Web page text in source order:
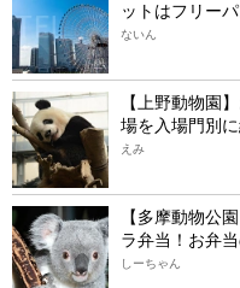
ットはフリー
ないん
【上野動物園
場を入場門別
えみ
【多摩動物公
ラ弁当！お弁
しーちゃん